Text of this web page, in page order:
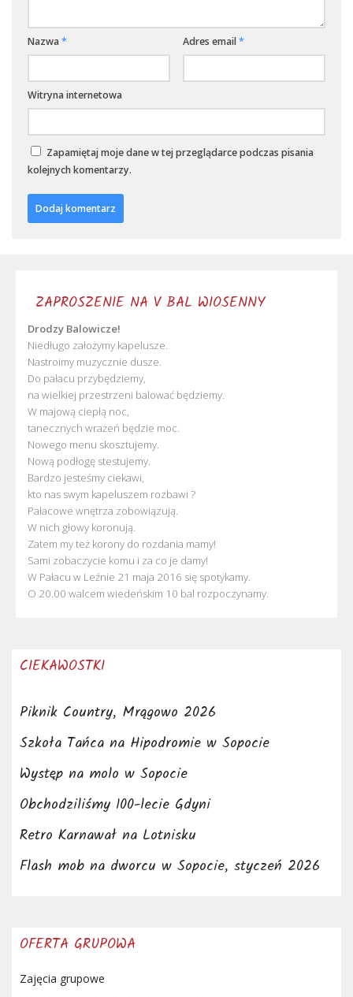
Nazwa * Adres email*
Witryna internetowa
Zapamiętaj moje dane w tej przeglądarce podczas pisania
kolejnych komentarzy.
ZAPROSZENIE NA V BAL WIOSENNY
Drodzy Balowicze!
Niedługo założymy kapelusze.
Nastroimy muzycznie dusze.
Do pałacu przybędziemy,
na wielkiej przestrzeni balować będziemy.
W majową ciepłą noc,
tanecznych wrażeń będzie moc.
Nowego menu skosztujemy.
Nową podłogę stestujemy.
Bardzo jesteśmy ciekawi,
kto nas swym kapeluszem rozbawi ?
Pałacowe wnętrza zobowiązują.
W nich głowy koronują.
Zatem my też korony do rozdania mamy!
Sami zobaczycie komu i za co je damy!
W Pałacu w Leźnie 21 maja 2016 się spotykamy.
O 20.00 walcem wiedeńskim 10 bal rozpoczynamy.
CIEKAWOSTKI
Piknik Country, Mrągowo 2026
Szkoła Tańca na Hipodromie w Sopocie
Występ na molo w Sopocie
Obchodziliśmy 100-lecie Gdyni
Retro Karnawał na Lotnisku
Flash mob na dworcu w Sopocie, styczeń 2026
OFERTA GRUPOWA
Zajęcia grupowe